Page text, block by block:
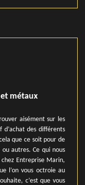
et métaux
aisément sur les
des différents
que ce soit pour de
autres. Ce qui nous
Entreprise Marin,
l’on vous octroie au
c’est que vous